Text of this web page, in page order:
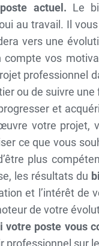
actuel. Le
au travail. Il
vers une
vos
professionnel
ou de suivre une
et
votre projet,
ce que vous
plus
les résultats du
et l’intérêt de
de votre
votre poste vous
sur